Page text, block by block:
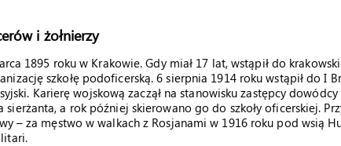
i żołnierzy
1895 roku w Krakowie. Gdy miał 17 lat, wstąpił do
szkołę podoficerską. 6 sierpnia 1914 roku wstąpił do I
Karierę wojskową zaczął na stanowisku zastępcy
a rok później skierowano go do szkoły oficerskiej.
– za męstwo w walkach z Rosjanami w 1916 roku pod wsią